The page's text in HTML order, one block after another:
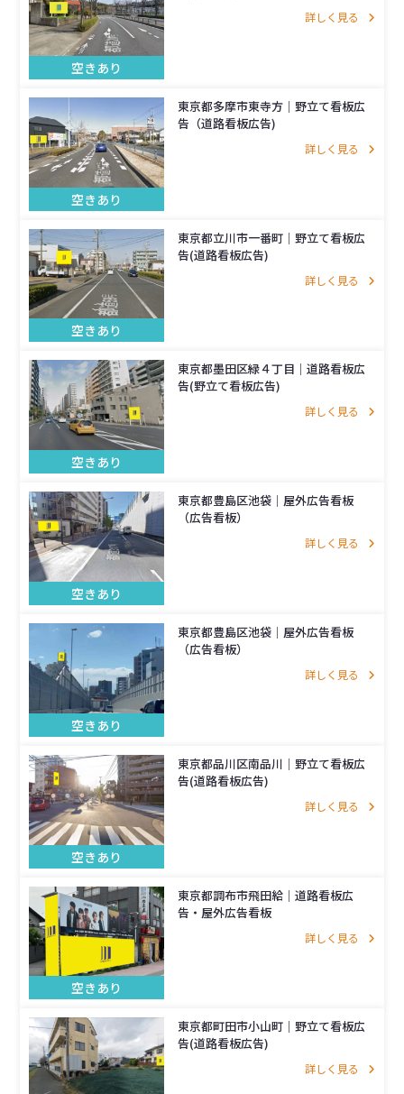
空きあり
詳しく見る
空きあり
東京都多摩市東寺方｜野立て看板広
告（道路看板広告)
詳しく見る
空きあり
東京都立川市一番町│野立て看板広
告(道路看板広告)
詳しく見る
空きあり
東京都墨田区緑４丁目｜道路看板広
告(野立て看板広告)
詳しく見る
空きあり
東京都豊島区池袋│屋外広告看板
（広告看板）
詳しく見る
空きあり
東京都豊島区池袋│屋外広告看板
（広告看板）
詳しく見る
空きあり
東京都品川区南品川│野立て看板広
告(道路看板広告)
詳しく見る
空きあり
東京都調布市飛田給│道路看板広
告・屋外広告看板
詳しく見る
東京都町田市小山町｜野立て看板広
告(道路看板広告)
詳しく見る